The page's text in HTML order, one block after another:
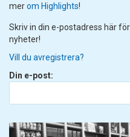
merom Highlights!
Skriv in din e-postadress här
nyheter!
Vill du avregistrera?
Din e-post: